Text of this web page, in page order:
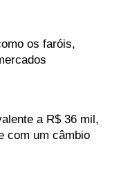
os faróis,
a R$ 36 mil,
com um câmbio